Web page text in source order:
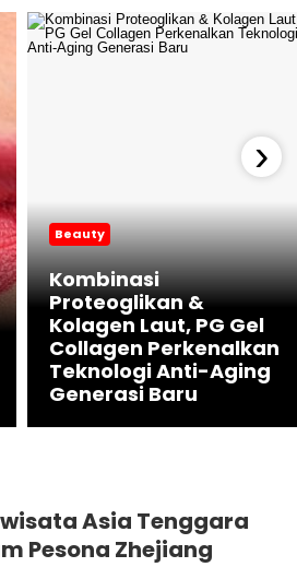
Beauty
Kombinasi
Proteoglikan &
Kolagen Laut, PG Gel
Collagen Perkenalkan
Teknologi Anti-Aging
Generasi Baru
›
Asia Tenggara
Pesona Zhejiang